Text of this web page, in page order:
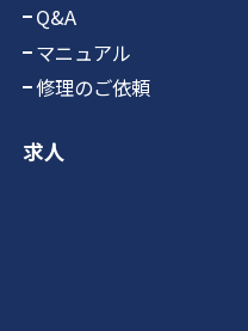
Q&A
マニュアル
修理のご依頼
求人